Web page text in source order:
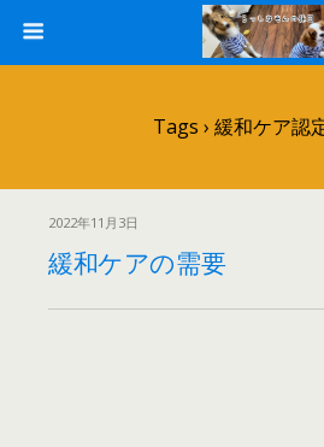
Tags › 緩和ケア認
2022年11月3日
緩和ケアの需要